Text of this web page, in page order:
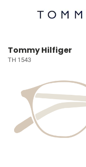
Tommy Hilfiger
TH 1543